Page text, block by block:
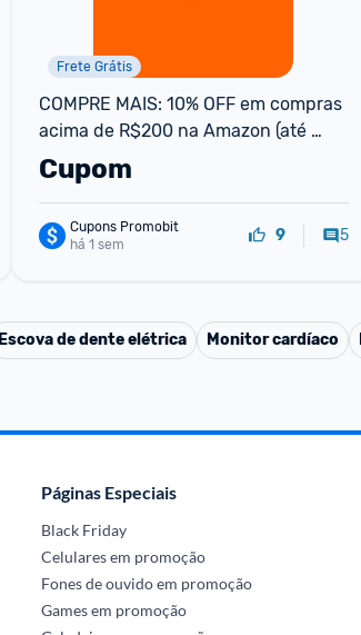
Frete Grátis
COMPRE MAIS: 10% OFF em compras
acima de R$200 na Amazon (até
R$40) com cupom
Cupom
Cupons Promobit
há 1 sem
9 5
Escova de dente elétrica Monitor cardíaco
Páginas Especiais
Black Friday
Celulares em promoção
Fones de ouvido em promoção
Games em promoção